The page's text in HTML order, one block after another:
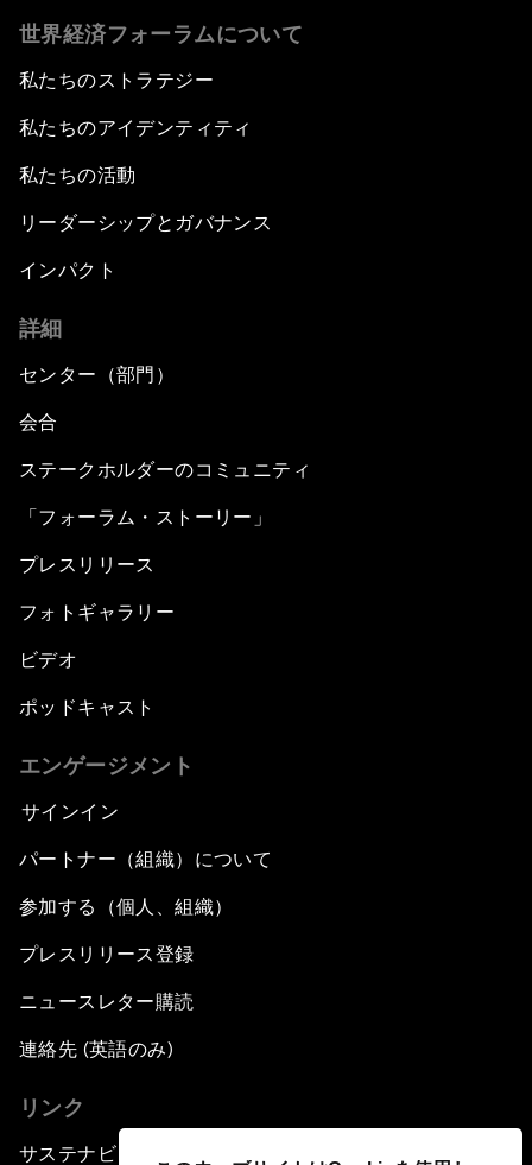
世界経済フォーラムについて
私たちのストラテジー
私たちのアイデンティティ
私たちの活動
リーダーシップとガバナンス
インパクト
詳細
センター（部門）
会合
ステークホルダーのコミュニティ
「フォーラム・ストーリー」
プレスリリース
フォトギャラリー
ビデオ
ポッドキャスト
エンゲージメント
サインイン
パートナー（組織）について
参加する（個人、組織）
プレスリリース登録
ニュースレター購読
連絡先 (英語のみ)
リンク
サステナビリティへの取り組み